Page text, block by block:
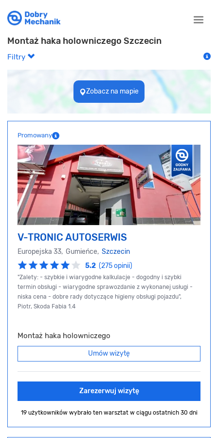
Toggle
Montaż haka holowniczego Szczecin
Filtry
Zobacz na mapie
Promowany
V-TRONIC AUTOSERWIS
Europejska 33, Gumieńce, Szczecin
5.2 (275 opinii)
"Zalety: - szybkie i wiarygodne kalkulacje - dogodny i szybki
termin obsługi - wiarygodne sprawozdanie z wykonanej usługi -
niska cena - dobre rady dotyczące higieny obsługi pojazdu",
Piotr, Skoda Fabia 1.4
Montaż haka holowniczego
Umów wizytę
Zarezerwuj wizytę
19 użytkowników wybrało ten warsztat w ciągu ostatnich 30 dni